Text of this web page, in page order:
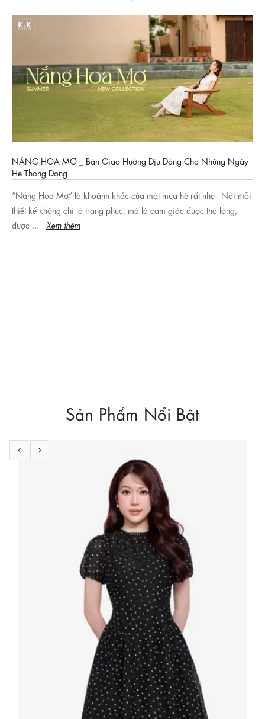
NẮNG HOA MƠ _ Bản Giao Hưởng Dịu Dàng Cho Những Ngày
Hè Thong Dong
“Nắng Hoa Mơ” là khoảnh khắc của một mùa hè rất nhẹ - Nơi mỗi
thiết kế không chỉ là trang phục, mà là cảm giác được thả lỏng,
được ...
Xem thêm
Sản Phẩm Nổi Bật